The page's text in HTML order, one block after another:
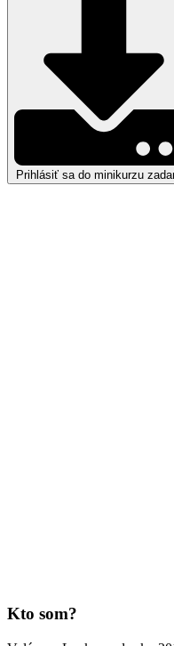
Prihlásiť sa do minikurzu
Kto som?